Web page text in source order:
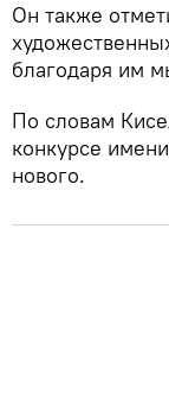
Он также
благодаря им
По словам
конкурсе
нового.